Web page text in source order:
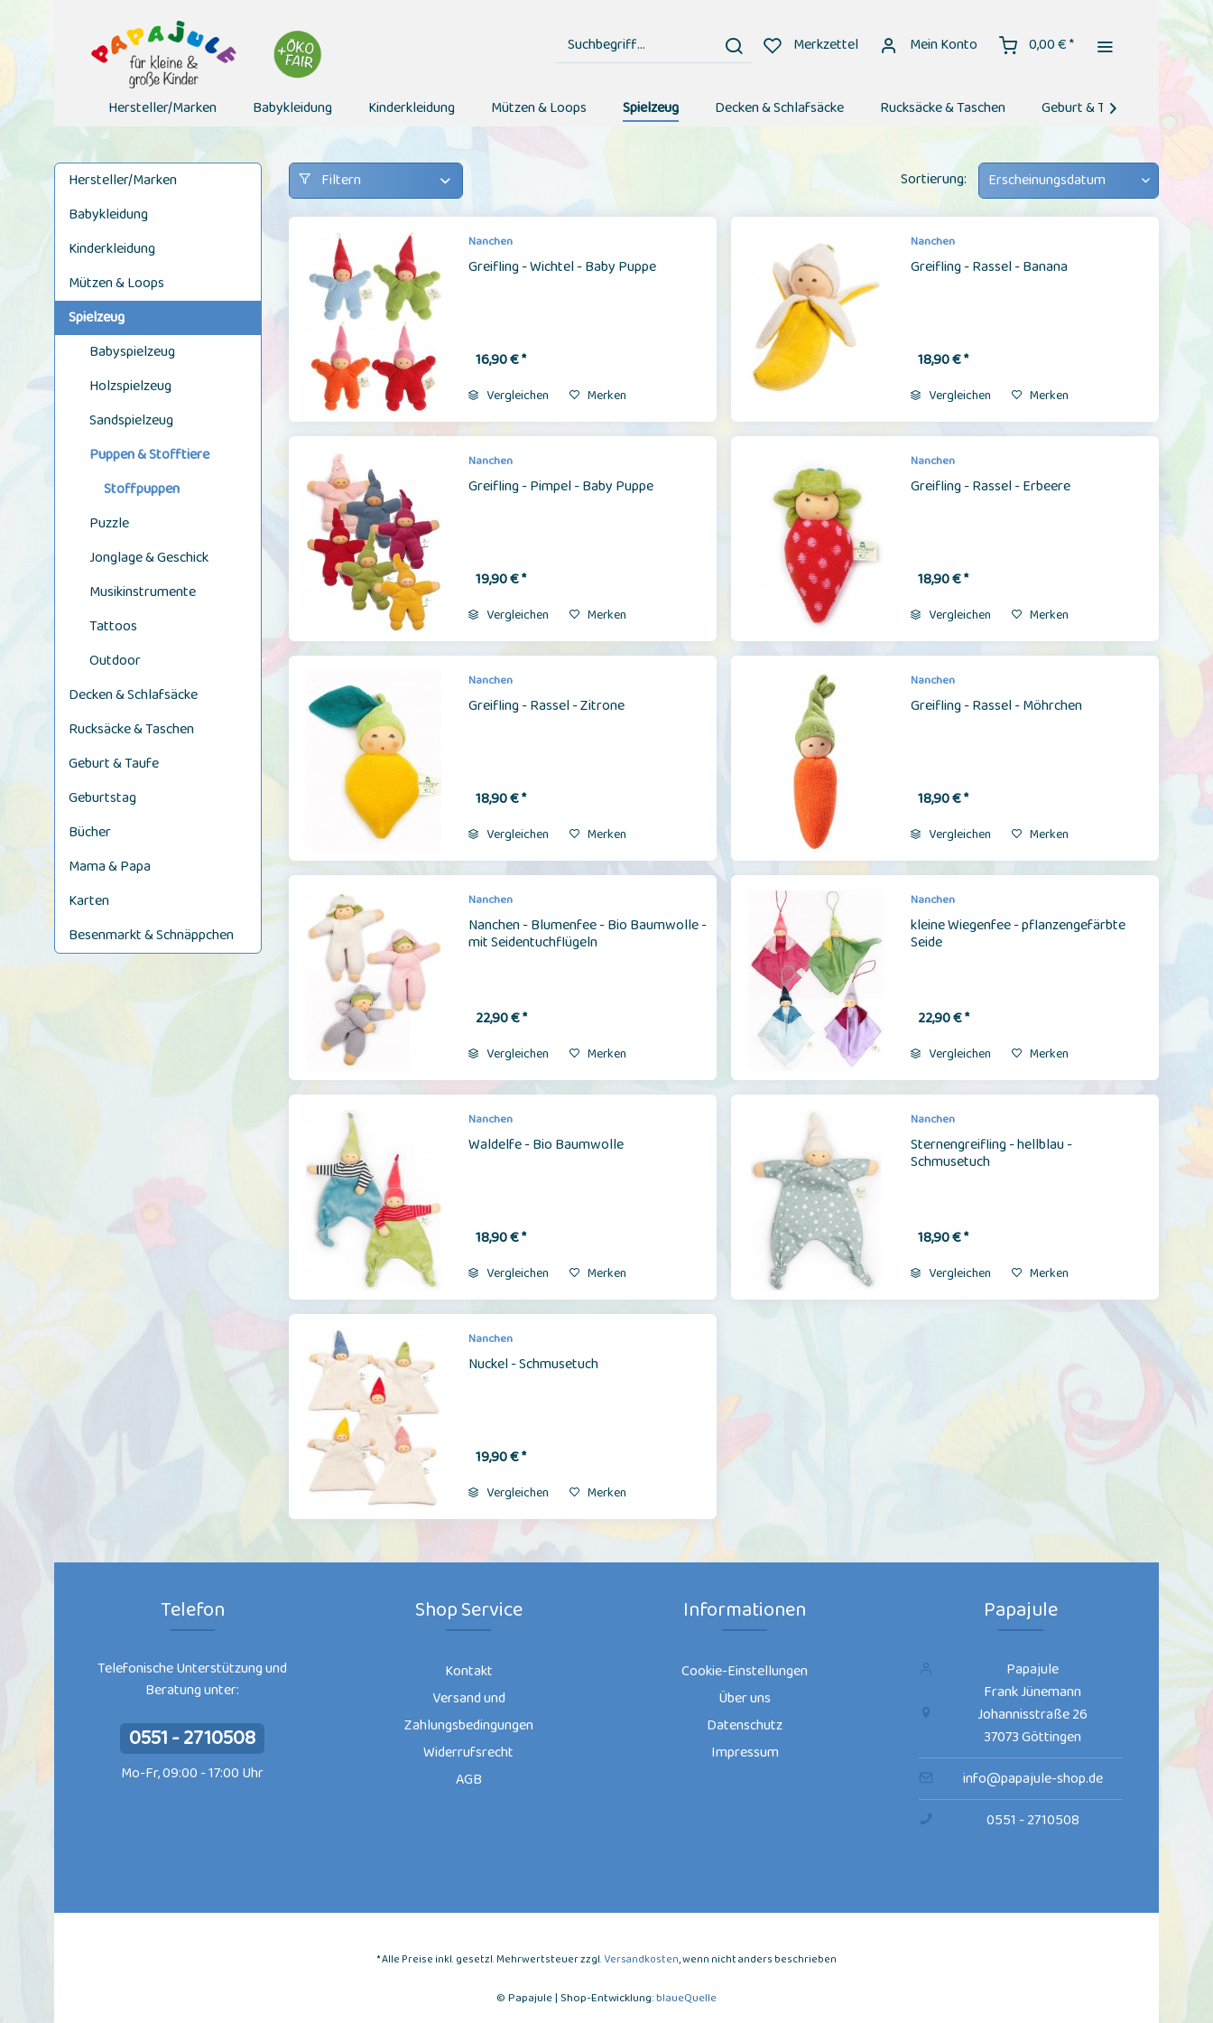
Merkzettel Mein Konto 0,00 € *
Hersteller/Marken Babykleidung Kinderkleidung Mützen & Loops Spielzeug Decken & Schlafsäcke Rucksäcke & Taschen Geburt & Taufe

Hersteller/Marken
Babykleidung
Kinderkleidung
Mützen & Loops
Spielzeug
Babyspielzeug
Holzspielzeug
Sandspielzeug
Puppen & Stofftiere
Stoffpuppen
Puzzle
Jonglage & Geschick
Musikinstrumente
Tattoos
Outdoor
Decken & Schlafsäcke
Rucksäcke & Taschen
Geburt & Taufe
Geburtstag
Bücher
Mama & Papa
Karten
Besenmarkt & Schnäppchen
Filtern Sortierung:
Nanchen
Greifling - Wichtel - Baby Puppe
16,90 € *
Vergleichen Merken
Nanchen
Greifling - Rassel - Banana
18,90 € *
Vergleichen Merken
Nanchen
Greifling - Pimpel - Baby Puppe
19,90 € *
Vergleichen Merken
Nanchen
Greifling - Rassel - Erbeere
18,90 € *
Vergleichen Merken
Nanchen
Greifling - Rassel - Zitrone
18,90 € *
Vergleichen Merken
Nanchen
Greifling - Rassel - Möhrchen
18,90 € *
Vergleichen Merken
Nanchen
Nanchen - Blumenfee - Bio Baumwolle -
mit Seidentuchflügeln
22,90 € *
Vergleichen Merken
Nanchen
kleine Wiegenfee - pflanzengefärbte
Seide
22,90 € *
Vergleichen Merken
Nanchen
Waldelfe - Bio Baumwolle
18,90 € *
Vergleichen Merken
Nanchen
Sternengreifling - hellblau -
Schmusetuch
18,90 € *
Vergleichen Merken
Nanchen
Nuckel - Schmusetuch
19,90 € *
Vergleichen Merken
Telefon
Telefonische Unterstützung und
Beratung unter:
0551 - 2710508
Mo-Fr, 09:00 - 17:00 Uhr
Shop Service
Kontakt
Versand und
Zahlungsbedingungen
Widerrufsrecht
AGB
Informationen
Cookie-Einstellungen
Über uns
Datenschutz
Impressum
Papajule
Papajule
Frank Jünemann
Johannisstraße 26
37073 Göttingen
info@papajule-shop.de
0551 - 2710508
* Alle Preise inkl. gesetzl. Mehrwertsteuer zzgl. Versandkosten, wenn nicht anders beschrieben
© Papajule | Shop-Entwicklung:blaueQuelle